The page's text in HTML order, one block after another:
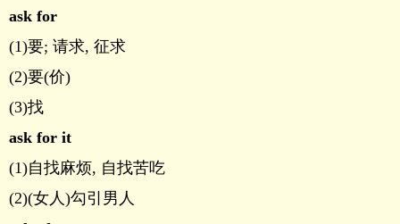
ask for
(1)要; 请求, 征求
(2)要(价)
(3)找
ask for it
(1)自找麻烦, 自找苦吃
(2)(女人)勾引男人